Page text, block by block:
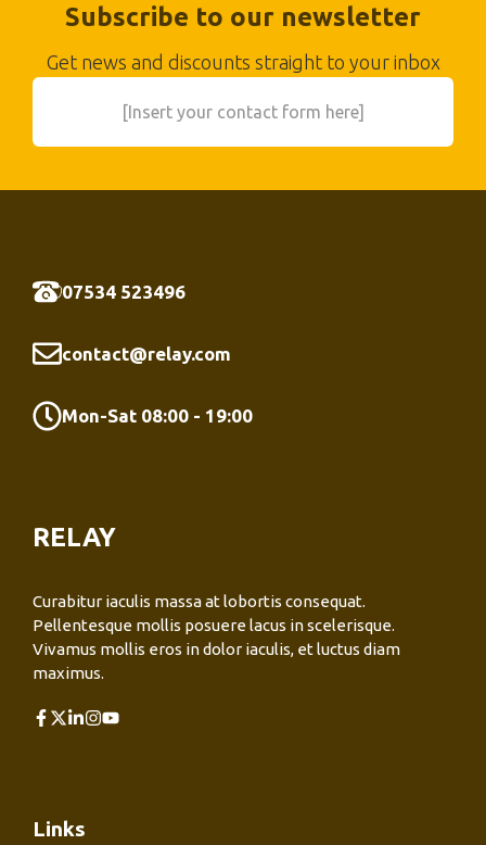
Subscribe to our newsletter
Get news and discounts straight to your inbox
[Insert your contact form here]
07534 523496
contact@relay.com
Mon-Sat 08:00 - 19:00
RELAY
Curabitur iaculis massa at lobortis consequat.
Pellentesque mollis posuere lacus in scelerisque.
Vivamus mollis eros in dolor iaculis, et luctus diam
maximus.
Links